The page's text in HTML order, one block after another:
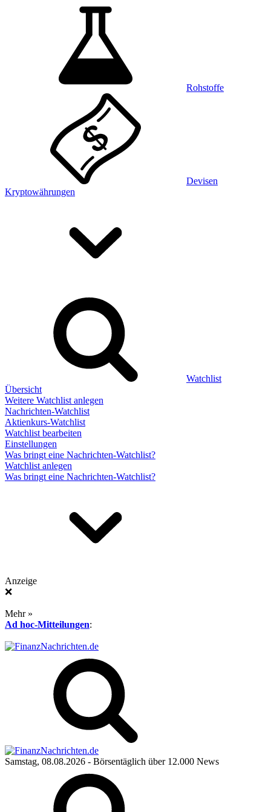
Rohstoffe
Devisen
Kryptowährungen
Watchlist
Übersicht
Weitere Watchlist anlegen
Nachrichten-Watchlist
Aktienkurs-Watchlist
Watchlist bearbeiten
Einstellungen
Was bringt eine Nachrichten-Watchlist?
Watchlist anlegen
Was bringt eine Nachrichten-Watchlist?
Anzeige
❌
Mehr »
Ad hoc-Mitteilungen:
Samstag, 08.08.2026 - Börsentäglich über 12.000 News